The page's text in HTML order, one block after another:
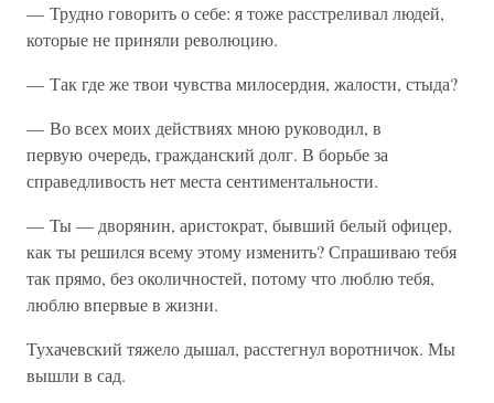
— Трудно говорить о себе: я тоже расстреливал людей,
которые не приняли революцию.
— Так где же твои чувства милосердия, жалости, стыда?
— Во всех моих действиях мною руководил, в
первую очередь, гражданский долг. В борьбе за
справедливость нет места сентиментальности.
— Ты — дворянин, аристократ, бывший белый офицер,
как ты решился всему этому изменить? Спрашиваю тебя
так прямо, без околичностей, потому что люблю тебя,
люблю впервые в жизни.
Тухачевский тяжело дышал, расстегнул воротничок. Мы
вышли в сад.